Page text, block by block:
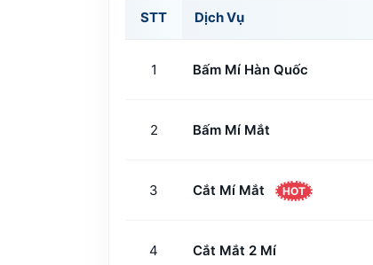
STT Dịch Vụ
1 Bấm Mí Hàn Quốc
2 Bấm Mí Mắt
3 Cắt Mí Mắt HOT
4 Cắt Mắt 2 Mí